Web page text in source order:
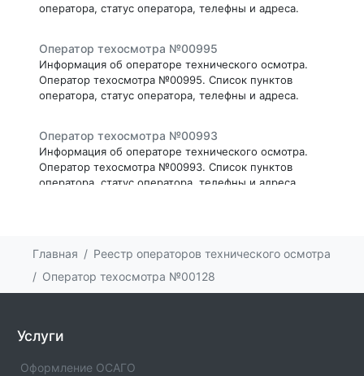
оператора, статус оператора, телефны и адреса.
Оператор техосмотра №00995
Информация об операторе технического осмотра.
Оператор техосмотра №00995. Список пунктов
оператора, статус оператора, телефны и адреса.
Оператор техосмотра №00993
Информация об операторе технического осмотра.
Оператор техосмотра №00993. Список пунктов
оператора, статус оператора, телефны и адреса.
Оператор техосмотра №00991. Список пунктов
оператора, статус оператора, телефны и адреса.
Оператор техосмотра №00990. Список пунктов
Главная
Реестр операторов технического осмотра
Оператор техосмотра №00128
Услуги
Оформление ОСАГО